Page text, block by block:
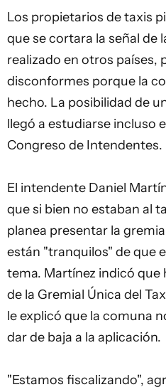
Los propietarios de taxis
que se cortara la señal de
realizado en otros países,
disconformes porque la
hecho. La posibilidad de
llegó a estudiarse incluso
Congreso de Intendentes.
El intendente Daniel
que si bien no estaban al
planea presentar la
están "tranquilos" de que
tema. Martínez indicó que
de la Gremial Única del
le explicó que la comuna
dar de baja a la aplicación.
"Estamos fiscalizando",